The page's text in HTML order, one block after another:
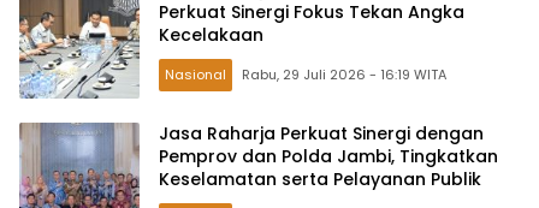
Perkuat Sinergi Fokus Tekan Angka
Kecelakaan
Nasional Rabu, 29 Juli 2026 - 16:19 WITA
Jasa Raharja Perkuat Sinergi dengan
Pemprov dan Polda Jambi, Tingkatkan
Keselamatan serta Pelayanan Publik